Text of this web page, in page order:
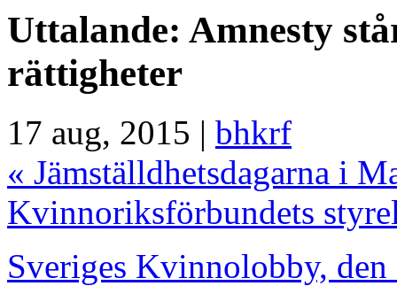
Uttalande: Amnesty
rättigheter
17 aug, 2015 | bhkrf
« Jämställdhetsdagarna i
Kvinnoriksförbundets
Sveriges Kvinnolobby,